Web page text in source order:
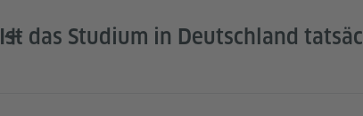
Ist das Studium in Deutschland